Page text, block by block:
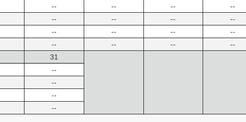
--
--
--
--
--
--
--
--
--
--
--
--
--
--
--
--
31
--
--
--
--